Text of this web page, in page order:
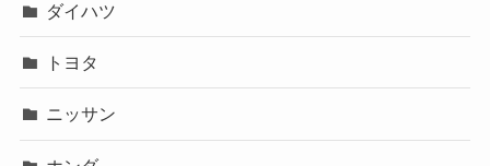
ダイハツ
トヨタ
ニッサン